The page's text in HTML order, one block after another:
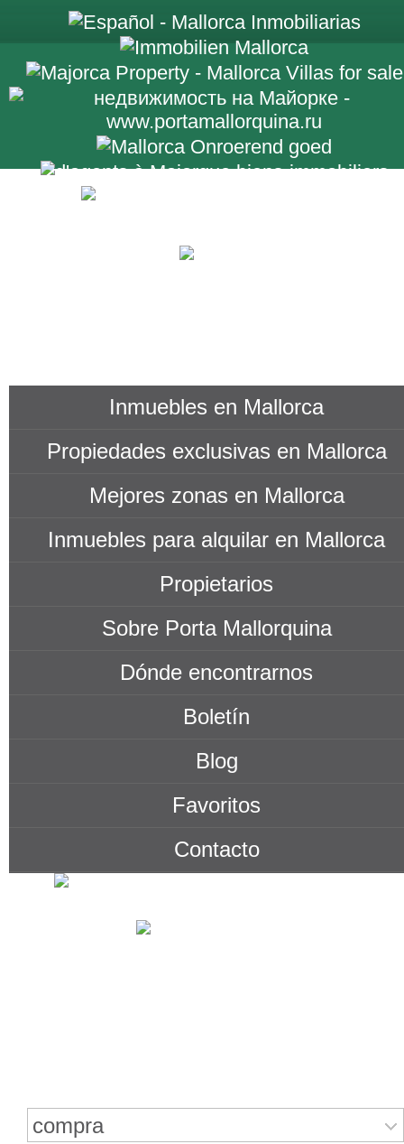
Inmuebles en Mallorca
Propiedades exclusivas en Mallorca
Mejores zonas en Mallorca
Inmuebles para alquilar en Mallorca
Propietarios
Sobre Porta Mallorquina
Dónde encontrarnos
Boletín
Blog
Favoritos
Contacto
compra